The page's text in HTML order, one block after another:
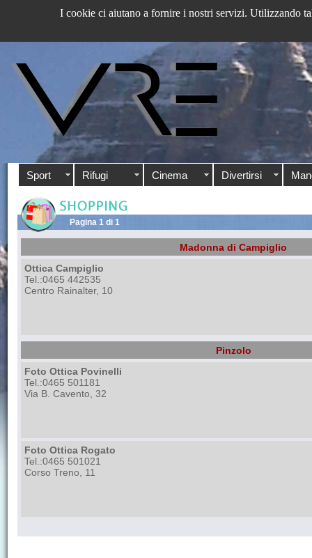
Sport Rifugi Cinema Divertirsi
Pagina 1 di 1
Madonna di Campiglio
Ottica Campiglio
Tel.:0465 442535
Centro Rainalter, 10
Pinzolo
Foto Ottica Povinelli
Tel.:0465 501181
Via B. Cavento, 32
Foto Ottica Rogato
Tel.:0465 501021
Corso Treno, 11
I cookie ci aiutano a fornire i nostri servizi. Utilizzando